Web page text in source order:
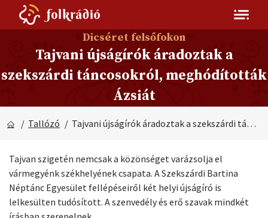
Dicséret felsőfokon
Tajvani újságírók áradoztak a
szekszárdi táncosokról, meghódították
Ázsiát
/ Tallózó / Tajvani újságírók áradoztak a szekszárdi táncosokról, meghódították Ázsiát
Tajvan szigetén nemcsak a közönséget varázsolja el
vármegyénk székhelyének csapata. A Szekszárdi Bartina
Néptánc Egyesület fellépéseiről két helyi újságíró is
lelkesülten tudósított. A szenvedély és erő szavak mindkét